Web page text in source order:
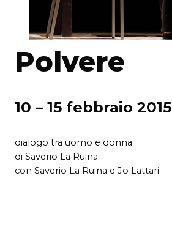
Polvere
10 – 15 febbraio 2015
dialogo tra uomo e donna
di Saverio La Ruina
con Saverio La Ruina e Jo Lattari